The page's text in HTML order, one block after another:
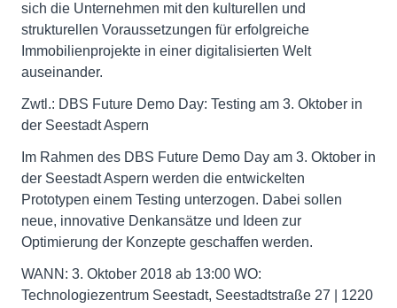
sich die Unternehmen mit den kulturellen und
strukturellen Voraussetzungen für erfolgreiche
Immobilienprojekte in einer digitalisierten Welt
auseinander.
Zwtl.: DBS Future Demo Day: Testing am 3. Oktober in
der Seestadt Aspern
Im Rahmen des DBS Future Demo Day am 3. Oktober in
der Seestadt Aspern werden die entwickelten
Prototypen einem Testing unterzogen. Dabei sollen
neue, innovative Denkansätze und Ideen zur
Optimierung der Konzepte geschaffen werden.
WANN: 3. Oktober 2018 ab 13:00 WO:
Technologiezentrum Seestadt, Seestadtstraße 27 | 1220